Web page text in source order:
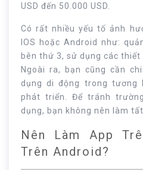
USD đến 50.000 USD.
Có rất nhiều yếu tố ảnh
IOS hoặc Android như:
bên thứ 3, sử dụng các thiết
Ngoài ra, bạn cũng cần
dụng di động trong tương
phát triển. Để tránh
dụng, bạn không nên làm
Nên Làm App
Trên Android?